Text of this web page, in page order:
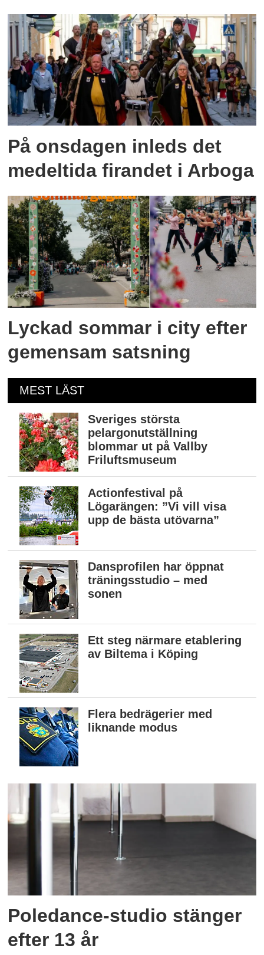
På onsdagen inleds det
medeltida firandet i Arboga
Lyckad sommar i city efter
gemensam satsning
MEST LÄST
Sveriges största
pelargonutställning
blommar ut på Vallby
Friluftsmuseum
Actionfestival på
Lögarängen: ”Vi vill visa
upp de bästa utövarna”
Dansprofilen har öppnat
träningsstudio – med
sonen
Ett steg närmare etablering
av Biltema i Köping
Flera bedrägerier med
liknande modus
Poledance-studio stänger
efter 13 år